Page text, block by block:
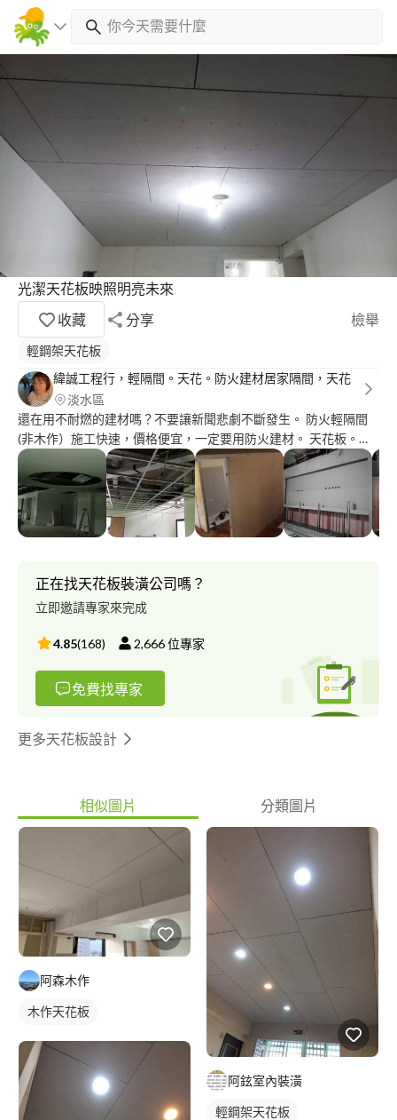
光潔天花板映照明亮未來
收藏
分享 檢舉
輕鋼架天花板
緯誠工程行，輕隔間。天花。防火建材居家隔間，天花
淡水區
還在用不耐燃的建材嗎？不要讓新聞悲劇不斷發生。 防火輕隔間
(非木作）施工快速，價格便宜，一定要用防火建材。 天花板。明
架。暗架。矽酸鈣板。石膏板。防火隔間鐵料。實木門組。維修
孔。隔間天花修補。 價錢服務工道，以現場狀況給客戶提供使用
材料，施工建議。達到客戶想要成果。到府免費估價。個人自營非
統包。
正在找天花板裝潢公司嗎？
立即邀請專家來完成
4.85(168) 2,666位專家
免費找專家
更多天花板設計
相似圖片 分類圖片
阿森木作
木作天花板
阿鉉室內裝潢
輕鋼架天花板